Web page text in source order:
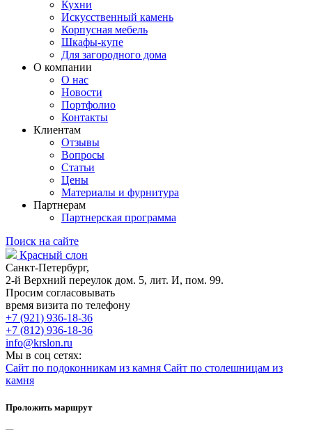
Кухни
Искусственный камень
Корпусная мебель
Шкафы-купе
Для загородного дома
О компании
О нас
Новости
Портфолио
Контакты
Клиентам
Отзывы
Вопросы
Статьи
Цены
Материалы и фурнитура
Партнерам
Партнерская программа
Поиск на сайте
Красный слон
Санкт-Петербург,
2-й Верхний переулок дом. 5, лит. И, пом. 99.
Просим согласовывать
время визита по телефону
+7 (921) 936-18-36
+7 (812) 936-18-36
info@krslon.ru
Мы в соц сетях:
Сайт по подоконникам из камня Сайт по столешницам из
камня
Проложить маршрут